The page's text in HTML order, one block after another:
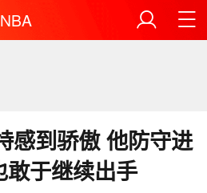
NBA
感到骄傲 他防守进
于继续出手